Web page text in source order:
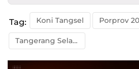
Tag: Koni Tangsel
Tangerang Selatan